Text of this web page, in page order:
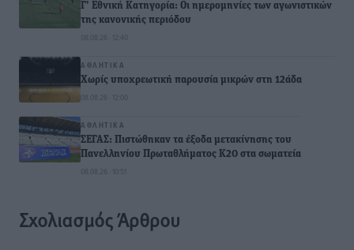
Γ’ Εθνική Κατηγορία: Οι ημερομηνίες των αγωνιστικών
της κανονικής περιόδου
08.08.26 · 12:40
ΑΘΛΗΤΙΚΆ
Χωρίς υποχρεωτική παρουσία μικρών στη 12άδα
08.08.26 · 12:00
ΑΘΛΗΤΙΚΆ
ΣΕΓΑΣ: Πιστώθηκαν τα έξοδα μετακίνησης του
Πανελληνίου Πρωταθλήματος Κ20 στα σωματεία
08.08.26 · 10:51
Σχολιασμός Άρθρου